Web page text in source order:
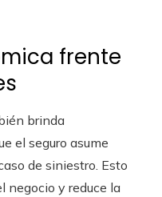
frente
brinda
el seguro asume
de siniestro. Esto
negocio y reduce la